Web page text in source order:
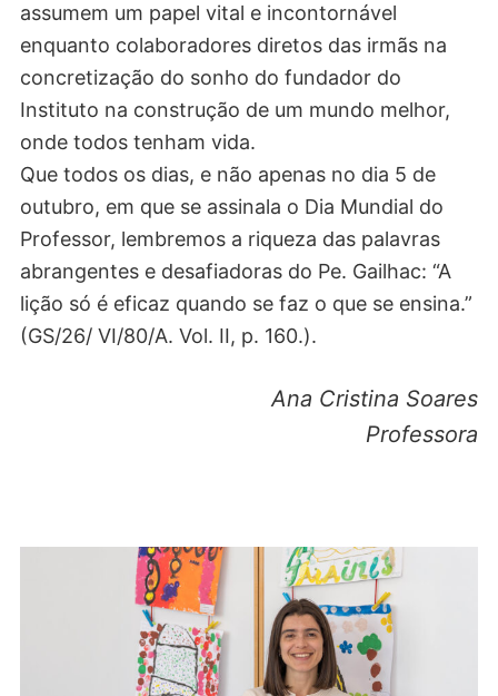
assumem um papel vital e incontornável
enquanto colaboradores diretos das irmãs na
concretização do sonho do fundador do
Instituto na construção de um mundo melhor,
onde todos tenham vida.
Que todos os dias, e não apenas no dia 5 de
outubro, em que se assinala o Dia Mundial do
Professor, lembremos a riqueza das palavras
abrangentes e desafiadoras do Pe. Gailhac: “A
lição só é eficaz quando se faz o que se ensina.”
(GS/26/ VI/80/A. Vol. II, p. 160.).
Ana Cristina Soares
Professora